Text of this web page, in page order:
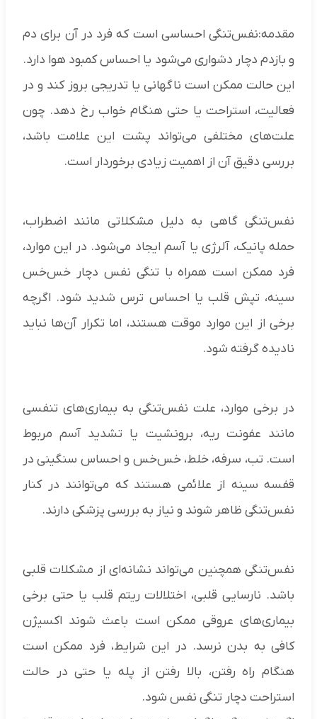
مقدمه:نفس‌تنگی احساسی است که فرد در آن برای دم
و بازدم دچار دشواری می‌شود یا احساس کمبود هوا دارد.
این حالت ممکن است ناگهانی یا تدریجی بروز کند و در
فعالیت، استراحت یا حتی هنگام خواب رخ دهد. چون
علت‌های مختلفی می‌تواند پشت این علامت باشد،
بررسی دقیق آن از اهمیت زیادی برخوردار است.
نفس‌تنگی گاهی به دلیل مشکلاتی مانند اضطراب،
حمله پانیک، آلرژی یا آسم ایجاد می‌شود. در این موارد،
فرد ممکن است همراه با تنگی نفس دچار خس‌خس
سینه، تپش قلب یا احساس ترس شدید شود. اگرچه
برخی از این موارد موقت هستند، اما تکرار آن‌ها نباید
نادیده گرفته شود.
در برخی موارد، علت نفس‌تنگی به بیماری‌های تنفسی
مانند عفونت ریه، برونشیت یا تشدید آسم مربوط
است. تب، سرفه، خلط، خس‌خس و احساس سنگینی در
قفسه سینه از علائمی هستند که می‌توانند در کنار
نفس‌تنگی ظاهر شوند و نیاز به بررسی پزشکی دارند.
نفس‌تنگی همچنین می‌تواند نشانه‌ای از مشکلات قلبی
باشد. نارسایی قلبی، اختلالات ریتم قلب یا حتی برخی
بیماری‌های عروقی ممکن است باعث شوند اکسیژن
کافی به بدن نرسد. در این شرایط، فرد ممکن است
هنگام راه رفتن، بالا رفتن از پله یا حتی در حالت
استراحت دچار تنگی نفس شود.